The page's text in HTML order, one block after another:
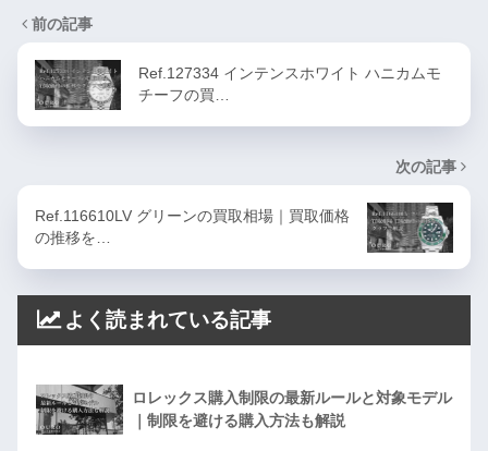
前の記事
Ref.127334 インテンスホワイト ハニカムモ
チーフの買…
次の記事
Ref.116610LV グリーンの買取相場｜買取価格
の推移を…
よく読まれている記事
ロレックス購入制限の最新ルールと対象モデル
｜制限を避ける購入方法も解説